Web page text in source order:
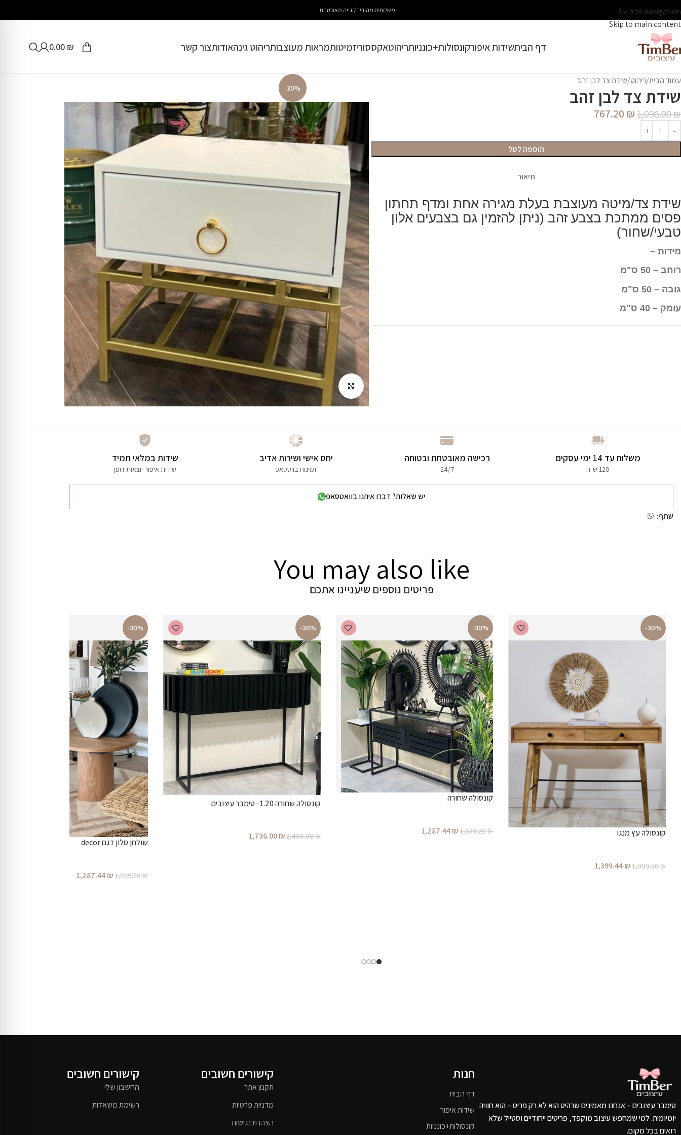
Skip to navigation
Skip to main content
משלוחים מהיריםקנייה מאובטחת
דף הביתשידות איפורקונסולות+כונניותריהוטאקססוריזמיטותמראות מעוצבותריהוט גינהאודותצור קשר 0.00 ₪
עמוד הבית ריהוט שידת צד לבן זהב
שידת צד לבן זהב
1,096.00₪
767.20₪
הוספה לסל
תיאור
שידת צד/מיטה מעוצבת בעלת מגירה אחת ומדף תחתון
פסים ממתכת בצבע זהב (ניתן להזמין גם בצבעים אלון
טבעי/שחור)
מידות –
רוחב – 50 ס"מ
גובה – 50 ס"מ
עומק – 40 ס"מ
-30%
לחץ להגדלה
משלוח עד 14 ימי עסקים
120 ש"ח
רכישה מאובטחת ובטוחה
24/7
יחס אישי ושירות אדיב
זמינות בווטסאפ
שידות במלאי תמיד
שידות איפור יוצאות דופן
יש שאלות? דברו איתנו בוואטסאפ
שתף:
You may also like
פריטים נוספים שיעניינו אתכם
-30%
קונסולה עץ מנגו
1,999.20₪
1,399.44₪
-30%
קונסולה שחורה
1,839.20₪
1,287.44₪
-30%
קונסולה שחורה 1.20- טימבר עיצובים
2,480.00₪
1,736.00₪
-30%
שולחן סלון דגם decor
1,839.20₪
1,287.44₪
טימבר עיצובים – אנחנו מאמינים שרהיט הוא לא רק פריט – הוא חוויה
יומיומית. למי שמחפש עיצוב מוקפד, פריטים ייחודיים וסטייל שלא
רואים בכל מקום.
חנות
דף הבית
שידות איפור
קונסולות+כונניות
קישורים חשובים
תקנון אתר
מדניות פרטיות
הצהרת נגישות
קישורים חשובים
החשבון שלי
רשימת משאלות